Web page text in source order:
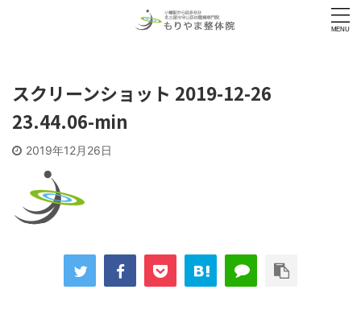
スクリーンショット 2019-12-26
23.44.06-min
2019年12月26日